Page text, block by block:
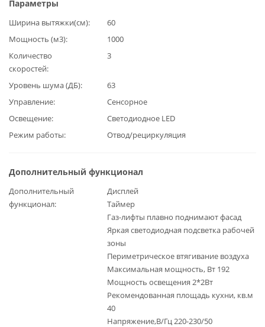
Параметры
Ширина вытяжки(см)
60
Мощность (м3)
1000
Количество
скоростей
3
Уровень шума (ДБ)
63
Управление
Сенсорное
Освещение
Светодиодное LED
Режим работы
Отвод/рециркуляция
Дополнительный функционал
Дополнительный
функционал
Дисплей
Таймер
Газ-лифты плавно поднимают фасад
Яркая светодиодная подсветка рабочей
зоны
Периметрическое втягивание воздуха
Максимальная мощность, Вт 192
Мощность освещения 2*2Вт
Рекомендованная площадь кухни, кв.м
40
Напряжение,В/Гц 220-230/50